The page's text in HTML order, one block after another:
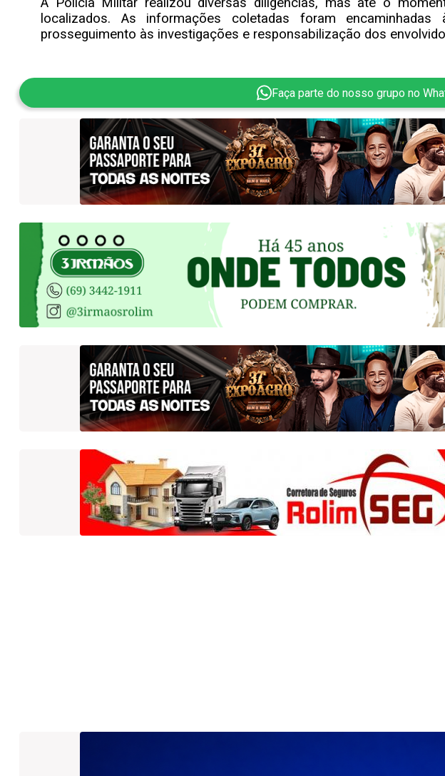
localizados. As informações coletadas foram
prosseguimento às investigações e responsabilização dos
Faça parte do nosso grupo no